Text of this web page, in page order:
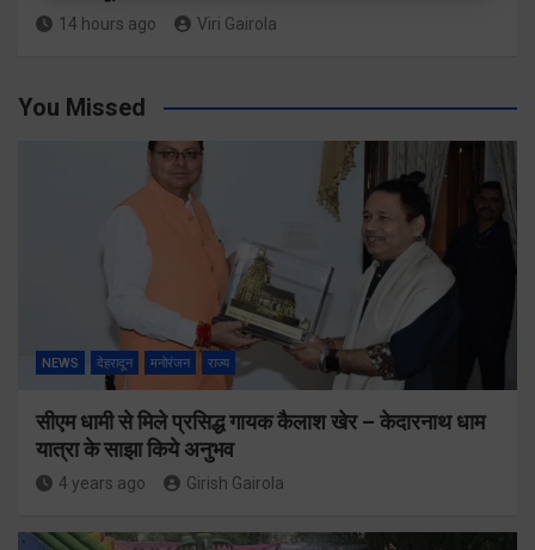
14 hours ago Viri Gairola
You Missed
NEWS देहरादून मनोरंजन राज्य
सीएम धामी से मिले प्रसिद्ध गायक कैलाश खेर – केदारनाथ धाम
यात्रा के साझा किये अनुभव
4 years ago Girish Gairola